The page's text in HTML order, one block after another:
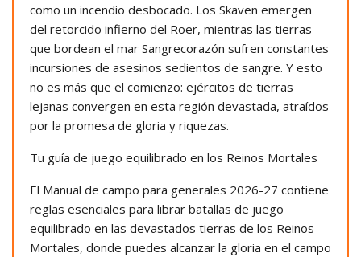
como un incendio desbocado. Los Skaven emergen
del retorcido infierno del Roer, mientras las tierras
que bordean el mar Sangrecorazón sufren constantes
incursiones de asesinos sedientos de sangre. Y esto
no es más que el comienzo: ejércitos de tierras
lejanas convergen en esta región devastada, atraídos
por la promesa de gloria y riquezas.
Tu guía de juego equilibrado en los Reinos Mortales
El Manual de campo para generales 2026-27 contiene
reglas esenciales para librar batallas de juego
equilibrado en las devastados tierras de los Reinos
Mortales, donde puedes alcanzar la gloria en el campo